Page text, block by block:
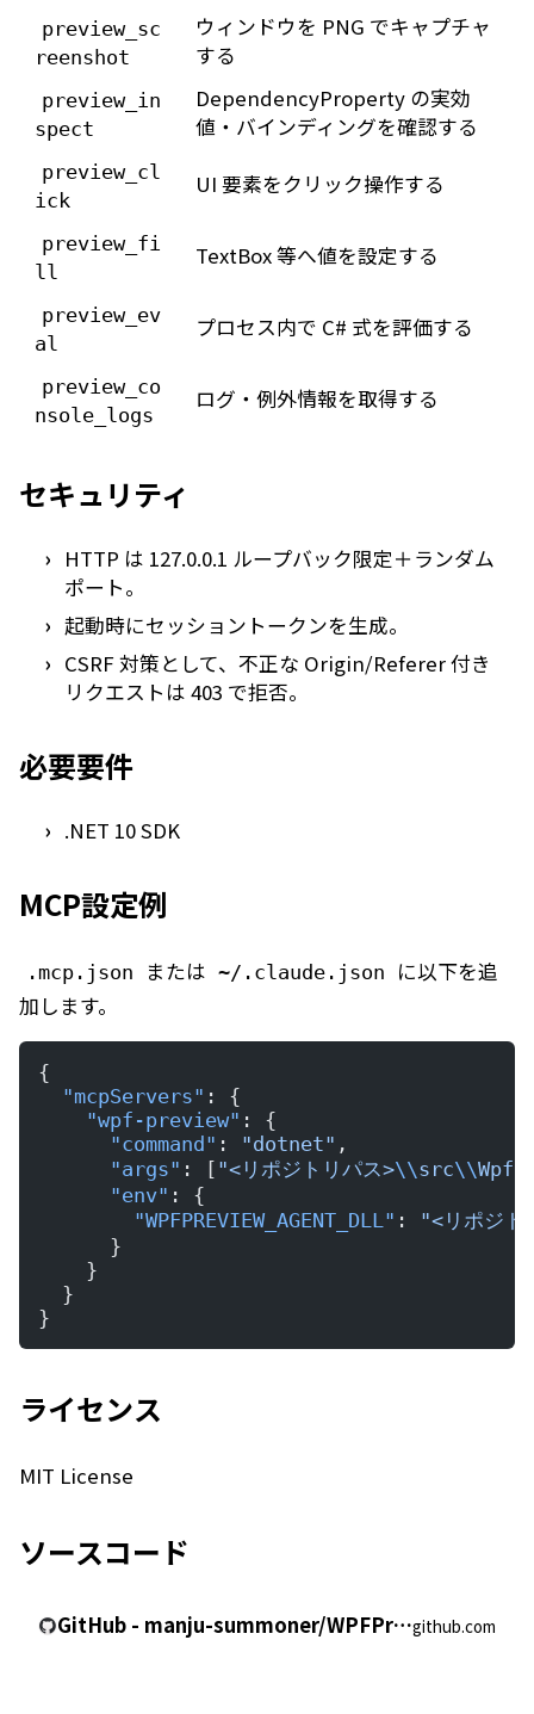
preview_sc
reenshot
ウィンドウを PNG でキャプチャ
する
preview_in
spect
DependencyProperty の実効
値・バインディングを確認する
preview_cl
ick
UI 要素をクリック操作する
preview_fi
ll
TextBox 等へ値を設定する
preview_ev
al
プロセス内で C# 式を評価する
preview_co
nsole_logs
ログ・例外情報を取得する
セキュリティ
HTTP は 127.0.0.1 ループバック限定＋ランダム
ポート。
起動時にセッショントークンを生成。
CSRF 対策として、不正な Origin/Referer 付き
リクエストは 403 で拒否。
必要要件
.NET 10 SDK
MCP設定例
.mcp.json または ~/.claude.json
に以下を追
加します。
{
  "mcpServers"
: {
    "wpf-preview"
: {
      "command"
: "dotnet" ,
      "args"
: [ "<リポジトリパス>\\src\\
      "env"
: {
        "WPFPREVIEW_AGENT_DLL"
: "<リポジト
      }
    }
  }
}
ライセンス
MIT License
ソースコード
GitHub - manju-summoner/WPFPreviewMCPgithub.com